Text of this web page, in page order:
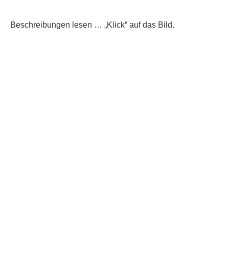
Beschreibungen lesen … „Klick“ auf das Bild.